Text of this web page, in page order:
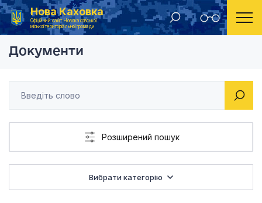
Нова Каховка
Офіційний сайт Новокаховської
міської територіальної громади
Головна Рішення виконавчого комітету Новокаховської міської ради 2021 року Про внесення змін
Документи
Розширений пошук
Вибрати категорію